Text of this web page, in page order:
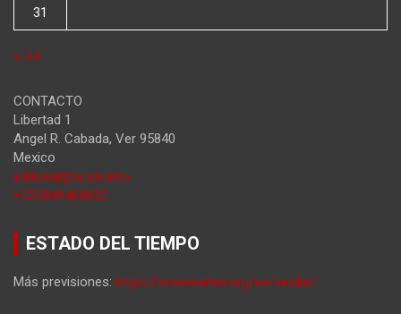
31
« Jul
CONTACTO
Libertad 1
Angel R. Cabada, Ver 95840
Mexico
editorial@ncstv.info
+522849460822
ESTADO DEL TIEMPO
Más previsiones: https://oneweather.org/es/seville/